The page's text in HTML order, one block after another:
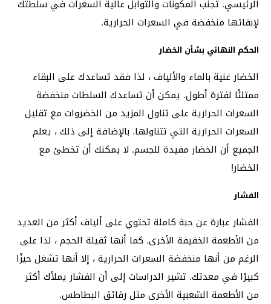
الرئيسي. تجنب المكونات والتوابل عالية السعرات في سلطتك
لإبقائها منخفضة في السعرات الحرارية.
الحكم النهائي بشأن الخضار
الخضار غنية بالماء والألياف ، لذا فقد تساعدك على البقاء
ممتلئًا لفترة أطول. يمكن أن تساعدك السلطات منخفضة
السعرات الحرارية على تناول المزيد من الخضروات مع تقليل
السعرات الحرارية التي تتناولها. بالإضافة إلى ذلك ، يعلم
الجميع أن الخضار مفيدة للجسم. لا يمكنك أن تخطئ مع
الخضار!
الفشار
الفشار عبارة عن حبة كاملة تحتوي على ألياف أكثر من العديد
من الأطعمة الخفيفة الأخرى. كما أنها ثقيلة الحجم ، لذا على
الرغم من أنها منخفضة السعرات الحرارية ، إلا أنها تشغل حيزًا
كبيرًا في معدتك. تشير الدراسات إلى أن الفشار يملأك أكثر
من الأطعمة الشعبية الأخرى مثل رقائق البطاطس.